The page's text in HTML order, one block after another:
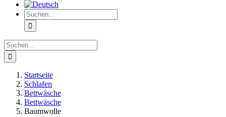
Suche
nach:
Suche
nach:
Startseite
Schlafen
Bettwäsche
Bettwäsche
Baumwolle